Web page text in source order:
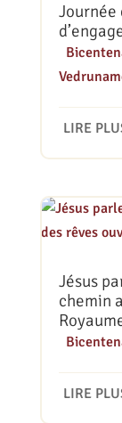
Journée
LIRE
Jésus
chemin
LIRE